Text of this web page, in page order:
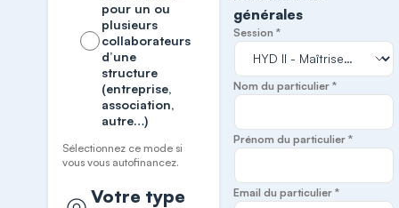
pour un ou
plusieurs
collaborateurs
d’une
structure
(entreprise,
association,
autre…)
Sélectionnez ce mode si
vous vous autofinancez.
Votre type
générales
Session *
Nom du particulier *
Prénom du particulier *
Email du particulier *